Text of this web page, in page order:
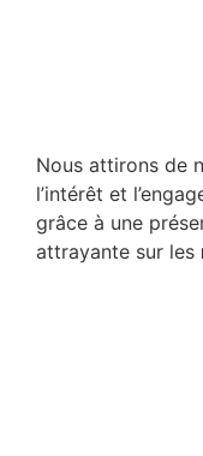
Nous attirons de
l’intérêt et
grâce à une
attrayante sur les